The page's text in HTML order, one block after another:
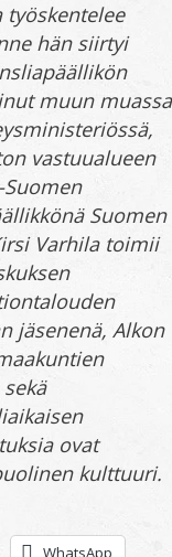
hän siirtyi
muun muassa
vastuualueen
Suomen
Varhila toimii
jäsenenä, Alkon
ovat
kulttuuri.